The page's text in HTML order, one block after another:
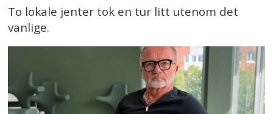
To lokale jenter tok en tur litt utenom det
vanlige.